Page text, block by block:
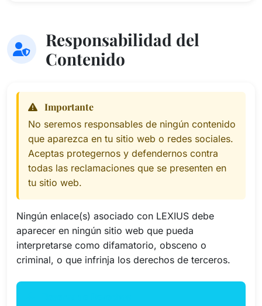
Responsabilidad del
Contenido
Importante
No seremos responsables de ningún contenido
que aparezca en tu sitio web o redes sociales.
Aceptas protegernos y defendernos contra
todas las reclamaciones que se presenten en
tu sitio web.
Ningún enlace(s) asociado con LEXIUS debe
aparecer en ningún sitio web que pueda
interpretarse como difamatorio, obsceno o
criminal, o que infrinja los derechos de terceros.